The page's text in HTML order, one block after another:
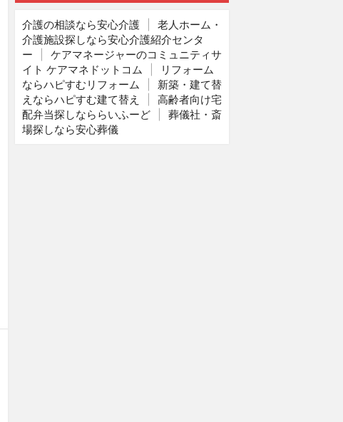
介護の相談なら安心介護
老人ホーム・
介護施設探しなら安心介護紹介センタ
ー
ケアマネージャーのコミュニティサ
イト ケアマネドットコム
リフォーム
ならハピすむリフォーム
新築・建て替
えならハピすむ建て替え
高齢者向け宅
配弁当探しなららいふーど
葬儀社・斎
場探しなら安心葬儀